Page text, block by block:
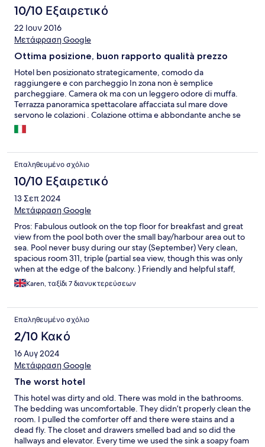
10/10 Εξαιρετικό
22 Ιουν 2016
Μετάφραση Google
Ottima posizione, buon rapporto qualità prezzo
Hotel ben posizionato strategicamente, comodo da
raggiungere e con parcheggio In zona non è semplice
parcheggiare. Camera ok ma con un leggero odore di muffa.
Terrazza panoramica spettacolare affacciata sul mare dove
servono le colazioni . Colazione ottima e abbondante anche se
poca scelta con le bevande calde. Non chiedere cappuccino
extra perchè lo paghi 4 euro. Reception gentile e collaborativa.
Επαληθευμένο σχόλιο
10/10 Εξαιρετικό
13 Σεπ 2024
Μετάφραση Google
Pros: Fabulous outlook on the top floor for breakfast and great
view from the pool both over the small bay/harbour area out to
sea. Pool never busy during our stay (September) Very clean,
spacious room 311, triple (partial sea view, though this was only
when at the edge of the balcony. ) Friendly and helpful staff,
happy to pre-book taxi or help arrange excursions. Very handy
for the very frequent local bus. (Tickets are cheaper from the
bulk and go to the closer bus stop if strolling really isn't your
thing.) Very quiet overnight. Air con worked well, around 33c
outside, room kept at 23 was very comfortable and the air con
was quiet. (It was noiser if trying to get to 16c but that was
impossibly cool and not comfortable to live in!) Small selection of
restaurants nearby. Easy walk this beach. Cons: it's on the coast
was basic, ample but well short of amazing. (Ham and orange
drink of low quality, not sure if the bacon was real, plenty of egg
and cake options) It's 3 miles outside Chania centre, this might
not suit everyone. Summary, I'd come again.
Karen, ταξίδι 7 διανυκτερεύσεων
Επαληθευμένο σχόλιο
2/10 Κακό
16 Αυγ 2024
Μετάφραση Google
The worst hotel
This hotel was dirty and old. There was mold in the bathrooms.
The bedding was uncomfortable. They didn’t properly clean the
room. I pulled the comforter off and there were stains and a
dead fly. The closet and drawers smelled bad and so did the
hallways and elevator. Every time we used the sink a soapy foam